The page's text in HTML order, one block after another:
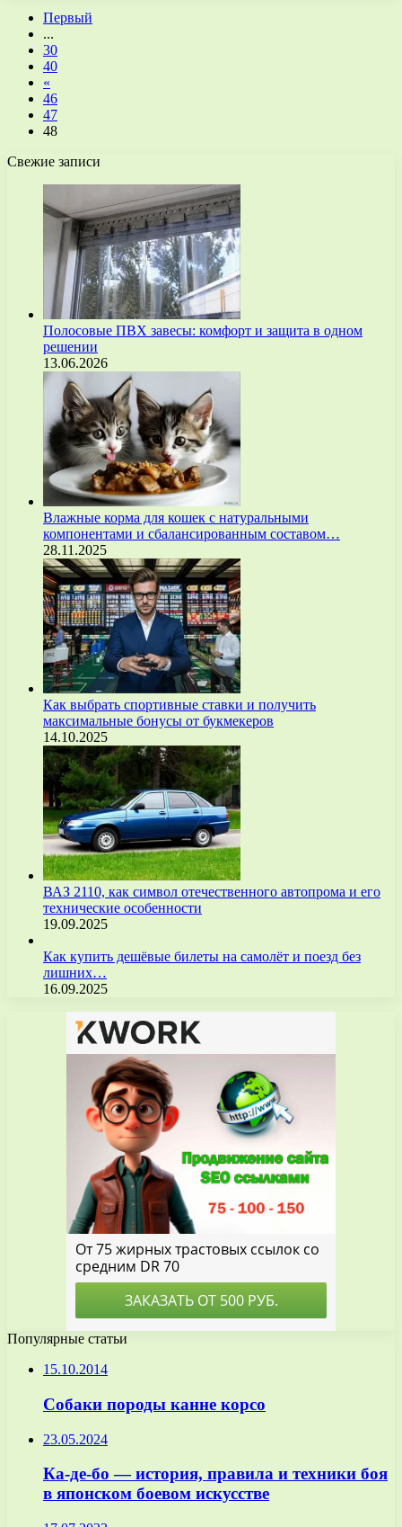
Первый
...
30
40
«
46
47
48
Свежие записи
Полосовые ПВХ завесы: комфорт и защита в одном
решении
13.06.2026
Влажные корма для кошек с натуральными
компонентами и сбалансированным составом…
28.11.2025
Как выбрать спортивные ставки и получить
максимальные бонусы от букмекеров
14.10.2025
ВАЗ 2110, как символ отечественного автопрома и его
технические особенности
19.09.2025
Как купить дешёвые билеты на самолёт и поезд без
лишних…
16.09.2025
Популярные статьи
15.10.2014
Собаки породы канне корсо
23.05.2024
Ка-де-бо — история, правила и техники боя
в японском боевом искусстве